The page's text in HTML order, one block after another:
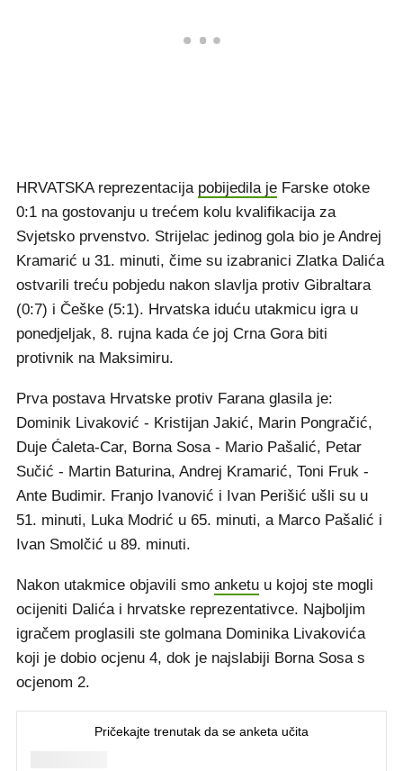
HRVATSKA reprezentacija pobijedila je Farske otoke
0:1 na gostovanju u trećem kolu kvalifikacija za
Svjetsko prvenstvo. Strijelac jedinog gola bio je Andrej
Kramarić u 31. minuti, čime su izabranici Zlatka Dalića
ostvarili treću pobjedu nakon slavlja protiv Gibraltara
(0:7) i Češke (5:1). Hrvatska iduću utakmicu igra u
ponedjeljak, 8. rujna kada će joj Crna Gora biti
protivnik na Maksimiru.
Prva postava Hrvatske protiv Farana glasila je:
Dominik Livaković - Kristijan Jakić, Marin Pongračić,
Duje Ćaleta-Car, Borna Sosa - Mario Pašalić, Petar
Sučić - Martin Baturina, Andrej Kramarić, Toni Fruk -
Ante Budimir. Franjo Ivanović i Ivan Perišić ušli su u
51. minuti, Luka Modrić u 65. minuti, a Marco Pašalić i
Ivan Smolčić u 89. minuti.
Nakon utakmice objavili smo anketu u kojoj ste mogli
ocijeniti Dalića i hrvatske reprezentativce. Najboljim
igračem proglasili ste golmana Dominika Livakovića
koji je dobio ocjenu 4, dok je najslabiji Borna Sosa s
ocjenom 2.